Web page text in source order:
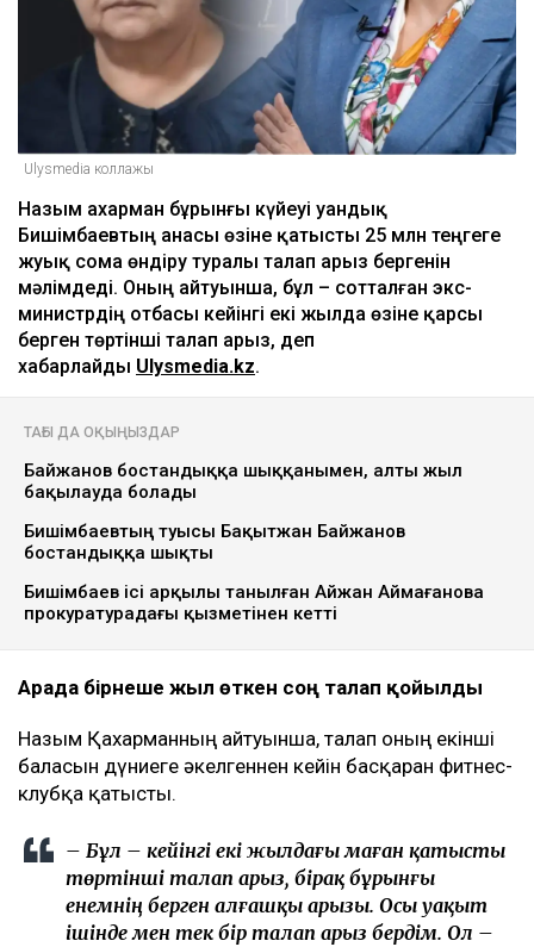
Ulysmedia коллажы
Назым Қахарман бұрынғы күйеуі Қуандық
Бишімбаевтың анасы өзіне қатысты 25 млн теңгеге
жуық сома өндіру туралы талап арыз бергенін
мәлімдеді. Оның айтуынша, бұл – сотталған экс-
министрдің отбасы кейінгі екі жылда өзіне қарсы
берген төртінші талап арыз, деп
хабарлайды Ulysmedia.kz.
ТАҒЫ ДА ОҚЫҢЫЗДАР
Байжанов бостандыққа шыққанымен, алты жыл
бақылауда болады
Бишімбаевтың туысы Бақытжан Байжанов
бостандыққа шықты
Бишімбаев ісі арқылы танылған Айжан Аймағанова
прокуратурадағы қызметінен кетті
Арада бірнеше жыл өткен соң талап қойылды
Назым Қахарманның айтуынша, талап оның екінші
баласын дүниеге әкелгеннен кейін басқарған фитнес-
клубқа қатысты.
– Бұл – кейінгі екі жылдағы маған қатысты
төртінші талап арыз, бірақ бұрынғы
енемнің берген алғашқы арызы. Осы уақыт
ішінде мен тек бір талап арыз бердім. Ол –